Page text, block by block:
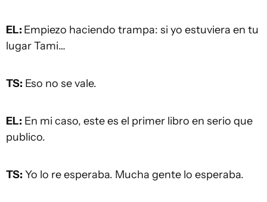
EL: Empiezo haciendo trampa: si yo estuviera en tu
lugar Tami…
TS: Eso no se vale.
EL: En mi caso, este es el primer libro en serio que
publico.
TS: Yo lo re esperaba. Mucha gente lo esperaba.